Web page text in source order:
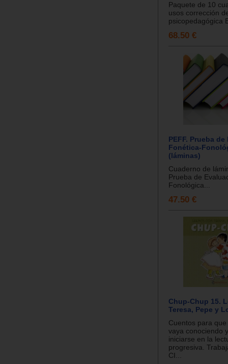
Paquete de 10
usos corrección
psicopedagógica
68.50 €
PEFF. Prueba
Fonética-
(láminas)
Cuaderno de
Prueba de
Fonológica...
47.50 €
Chup-Chup 15.
Teresa, Pepe y
Cuentos para
vaya conociendo
iniciarse en la
progresiva.
CI...